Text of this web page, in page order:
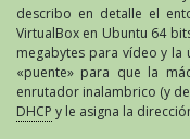
describo en detalle el
VirtualBox en Ubuntu 64
megabytes para vídeo y
«puente» para que la
enrutador inalambrico (y
DHCP y le asigna la